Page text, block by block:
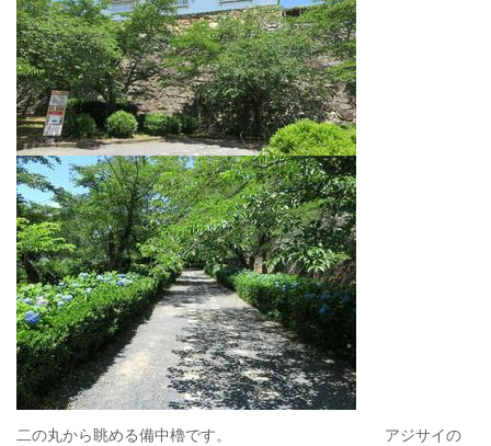
二の丸から眺める備中櫓です。 アジサイの